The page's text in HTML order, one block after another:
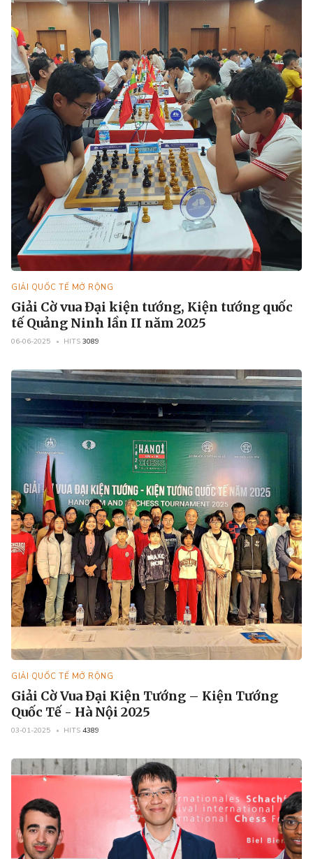
GIẢI QUỐC TẾ MỞ RỘNG
Giải Cờ vua Đại kiện tướng, Kiện tướng quốc
tế Quảng Ninh lần II năm 2025
06-06-2025 HITS 3089
GIẢI QUỐC TẾ MỞ RỘNG
Giải Cờ Vua Đại Kiện Tướng – Kiện Tướng
Quốc Tế - Hà Nội 2025
03-01-2025 HITS 4389